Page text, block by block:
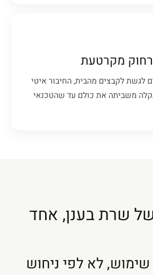
מקרטעת
לגשת לקבצים מהבית, החיבור איטי
משביתה את כולם עד שהטכנאי
של שרת בענן, אחד
לא לפי ניחוש